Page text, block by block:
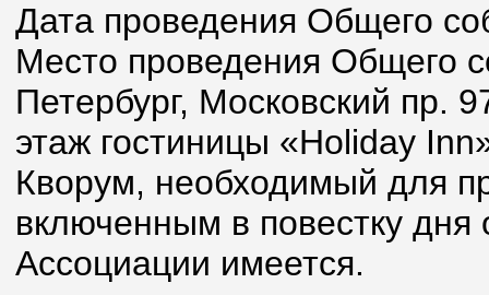
Дата проведения Общего
Место проведения Общего
Петербург, Московский пр.
этаж гостиницы «Holiday
Кворум, необходимый для
включенным в повестку дня
Ассоциации имеется.